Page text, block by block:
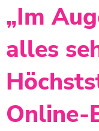
„Im
alles
Online-